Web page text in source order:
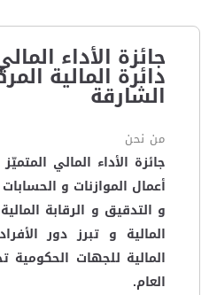
جائزة الأداء
دائرة المالية
الشارقة
من نحن
جائزة الأداء المالي
أعمال الموازنات و
و التدقيق و الرقابة
المالية و تبرز دور
المالية للجهات
العام.